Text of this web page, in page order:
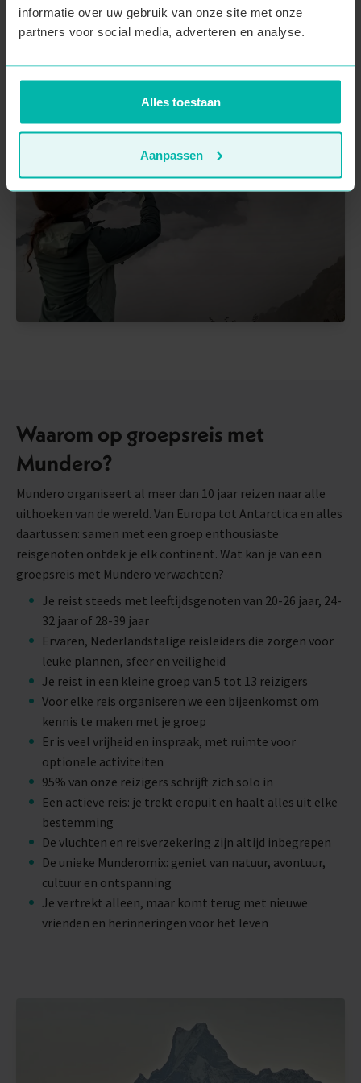
informatie over uw gebruik van onze site met onze
partners voor social media, adverteren en analyse.
Alles toestaan
Aanpassen
Waarom op groepsreis met
Mundero?
Mundero organiseert al meer dan 10 jaar reizen naar alle
uithoeken van de wereld. Van Europa tot Antarctica en alles
daartussen: samen met een groep enthousiaste
reisgenoten ontdek je elk continent. Wat kan je van een
groepsreis met Mundero verwachten?
Je reist steeds met leeftijdsgenoten van 20-26 jaar, 24-
32 jaar of 28-39 jaar
Ervaren, Nederlandstalige reisleiders die zorgen voor
leuke plannen, sfeer en veiligheid
Je reist in een kleine groep van 5 tot 13 reizigers
Voor elke reis organiseren we een bijeenkomst om
kennis te maken met je groep
Er is veel vrijheid en inspraak, met ruimte voor
optionele activiteiten
95% van onze reizigers schrijft zich solo in
Een actieve reis: je trekt eropuit en haalt alles uit elke
bestemming
De vluchten en reisverzekering zijn altijd inbegrepen
De unieke Munderomix: geniet van natuur, avontuur,
cultuur en ontspanning
Je vertrekt alleen, maar komt terug met nieuwe
vrienden en herinneringen voor het leven